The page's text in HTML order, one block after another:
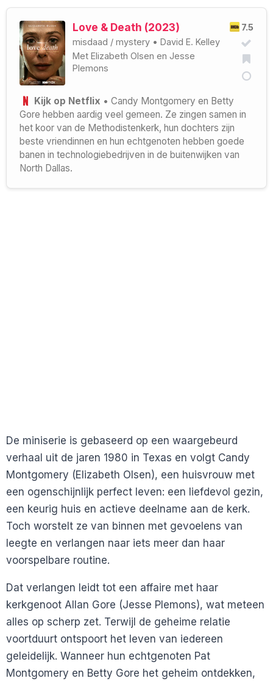
7.5
Love & Death (2023)
misdaad / mystery • David E. Kelley
Met Elizabeth Olsen en Jesse
Plemons
Kijk op Netflix • Candy Montgomery en Betty
Gore hebben aardig veel gemeen. Ze zingen samen in
het koor van de Methodistenkerk, hun dochters zijn
beste vriendinnen en hun echtgenoten hebben goede
banen in technologiebedrijven in de buitenwijken van
North Dallas.
De miniserie is gebaseerd op een waargebeurd
verhaal uit de jaren 1980 in Texas en volgt Candy
Montgomery (Elizabeth Olsen), een huisvrouw met
een ogenschijnlijk perfect leven: een liefdevol gezin,
een keurig huis en actieve deelname aan de kerk.
Toch worstelt ze van binnen met gevoelens van
leegte en verlangen naar iets meer dan haar
voorspelbare routine.
Dat verlangen leidt tot een affaire met haar
kerkgenoot Allan Gore (Jesse Plemons), wat meteen
alles op scherp zet. Terwijl de geheime relatie
voortduurt ontspoort het leven van iedereen
geleidelijk. Wanneer hun echtgenoten Pat
Montgomery en Betty Gore het geheim ontdekken,